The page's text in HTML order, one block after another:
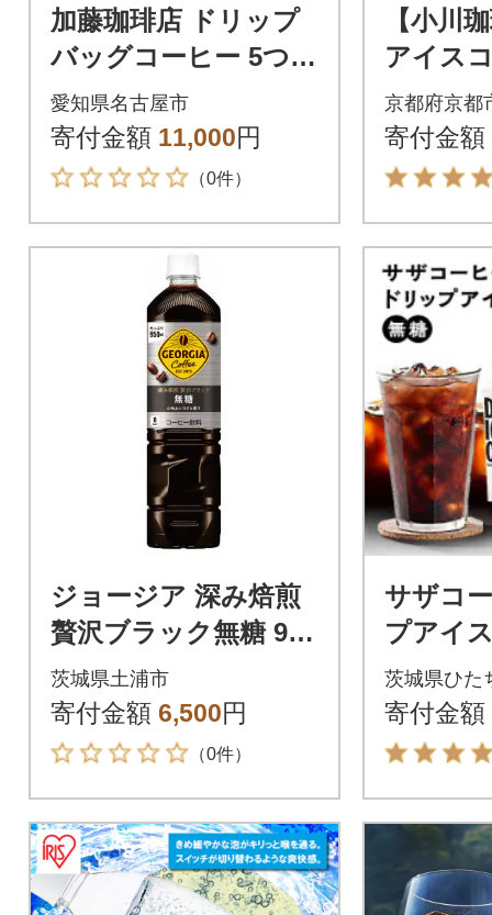
加藤珈琲店 ドリップ
バッグコーヒー 5つの
味が楽しめるセット 1
00杯分
愛知県名古屋市
寄付金額 11,000円
（0件）
【小川
アイス
1000ml
琲ブラ
気
京都府京都
寄付金額
ジョージア 深み焙煎
贅沢ブラック無糖 950
ml PET(12本)
茨城県土浦市
寄付金額 6,500円
（0件）
サザコ
プアイ
糖 6本
茨城県ひた
寄付金額